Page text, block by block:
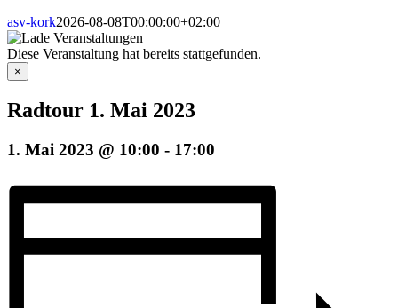
asv-kork2026-08-08T00:00:00+02:00
Diese Veranstaltung hat bereits stattgefunden.
×
Radtour 1. Mai 2023
1. Mai 2023 @ 10:00 - 17:00